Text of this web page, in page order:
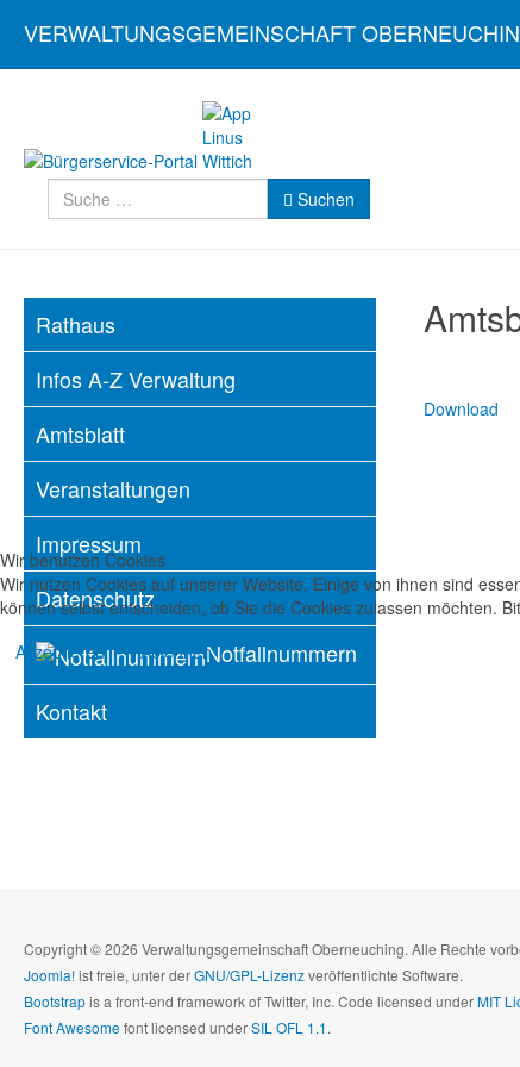
VERWALTUNGSGEMEINSCHAFT
Suchen Suchen
Download
Rathaus
Infos A-Z Verwaltung
Amtsblatt
Veranstaltungen
Impressum
Datenschutz
Notfallnummern
Kontakt
Copyright © 2026 Verwaltungsgemeinschaft Oberneuching. Alle Rechte
Joomla!ist freie, unter derGNU/GPL-Lizenzveröffentlichte Software.
Bootstrapis a front-end framework of Twitter, Inc. Code licensed underMIT
Font Awesomefont licensed underSIL OFL 1.1.
Wir benutzen Cookies
Wir nutzen Cookies auf unserer Website. Einige von ihnen sind
können selbst entscheiden, ob Sie die Cookies zulassen möchten.
Akzeptieren
Ablehnen